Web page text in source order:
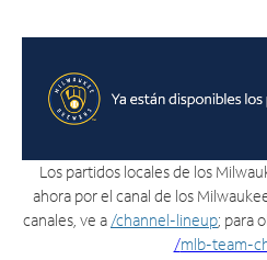
Los partidos locales de los
ahora por el canal de los
canales, ve a /channel-lineup; para
/mlb-team-